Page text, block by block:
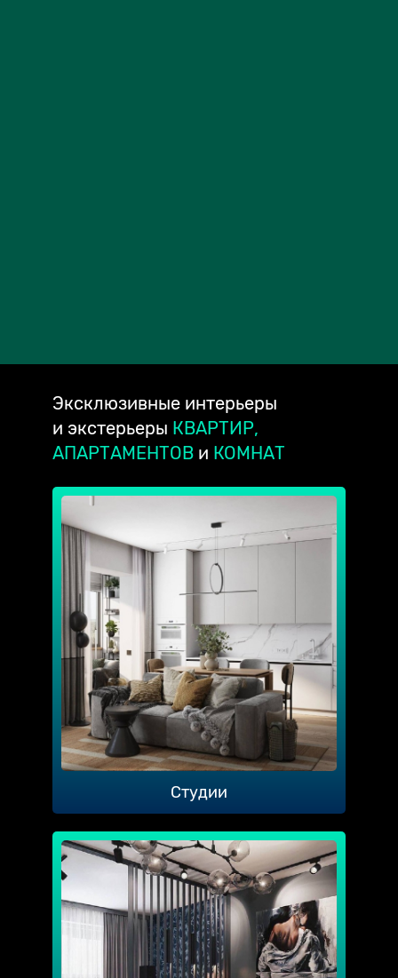
Эксклюзивные интерьеры
и экстерьеры КВАРТИР,
АПАРТАМЕНТОВ и КОМНАТ
Студии